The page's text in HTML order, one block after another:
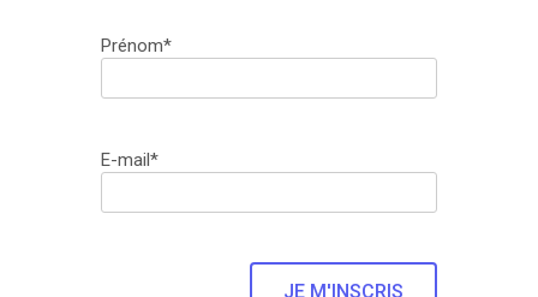
Prénom*
E-mail*